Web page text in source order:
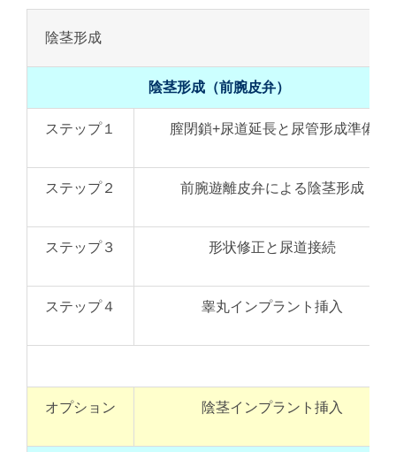
陰茎形成
陰茎形成（前腕皮弁）
ステップ１ 膣閉鎖+尿道延長と尿管形成準備
ステップ２ 前腕遊離皮弁による陰茎形成
ステップ３ 形状修正と尿道接続
ステップ４ 睾丸インプラント挿入
オプション 陰茎インプラント挿入